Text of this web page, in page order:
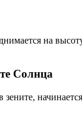
на
Солнца